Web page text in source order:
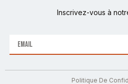
Inscrivez-vous à
Politique De